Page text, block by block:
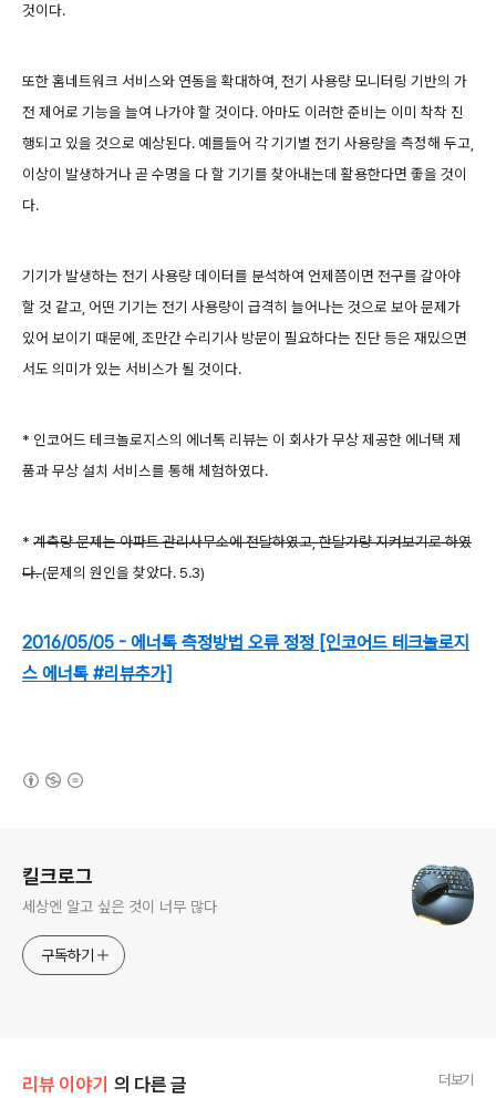
것이다.
또한 홈네트워크 서비스와 연동을 확대하여, 전기 사용량 모니터링 기반의 가
전 제어로 기능을 늘여 나가야 할 것이다. 아마도 이러한 준비는 이미 착착 진
행되고 있을 것으로 예상된다. 예를들어 각 기기별 전기 사용량을 측정해 두고,
이상이 발생하거나 곧 수명을 다 할 기기를 찾아내는데 활용한다면 좋을 것이
다.
기기가 발생하는 전기 사용량 데이터를 분석하여 언제쯤이면 전구를 갈아야
할 것 같고, 어떤 기기는 전기 사용량이 급격히 늘어나는 것으로 보아 문제가
있어 보이기 때문에, 조만간 수리기사 방문이 필요하다는 진단 등은 재밌으면
서도 의미가 있는 서비스가 될 것이다.
* 인코어드 테크놀로지스의 에너톡 리뷰는 이 회사가 무상 제공한 에너택 제
품과 무상 설치 서비스를 통해 체험하였다.
* 계측량 문제는 아파트 관리사무소에 전달하였고, 한달가량 지켜보기로 하였
다.(문제의 원인을 찾았다. 5.3)
2016/05/05 - 에너톡 측정방법 오류 정정 [인코어드 테크놀로지
스 에너톡 #리뷰추가]
킬크로그
세상엔 알고 싶은 것이 너무 많다
구독하기
리뷰 이야기 의 다른 글 더보기